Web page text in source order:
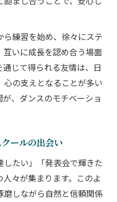
練習を始め、徐々にステ
いに成長を認め合う場面
じて得られる友情は、日
の支えとなることが多い
、ダンスのモチベーショ
ールの出会い
たい」「発表会で輝きた
々が集まります。このよ
磨しながら自然と信頼関係